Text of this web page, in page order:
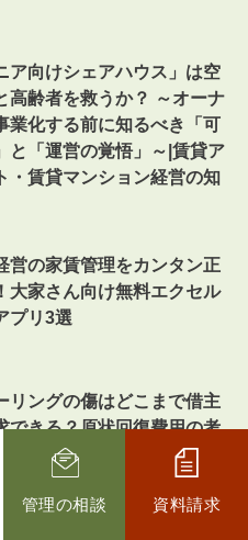
ア向けシェアハウス」は空
高齢者を救うか？ ～オーナ
業化する前に知るべき「可
と「運営の覚悟」～|賃貸ア
・賃貸マンション経営の知
営の家賃管理をカンタン正
大家さん向け無料エクセル
プリ3選
リングの傷はどこまで借主
できる？原状回復費用の考
わかりやすく解説|アパート
マンション経営の知識
管理の相談 資料請求